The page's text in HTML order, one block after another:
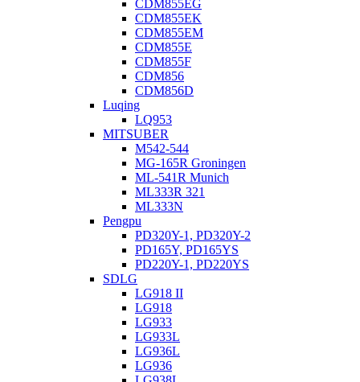
CDM855EG
CDM855EK
CDM855EM
CDM855E
CDM855F
CDM856
CDM856D
Luqing
LQ953
MITSUBER
M542-544
MG-165R Groningen
ML-541R Munich
ML333R 321
ML333N
Pengpu
PD320Y-1, PD320Y-2
PD165Y, PD165YS
PD220Y-1, PD220YS
SDLG
LG918 II
LG918
LG933
LG933L
LG936L
LG936